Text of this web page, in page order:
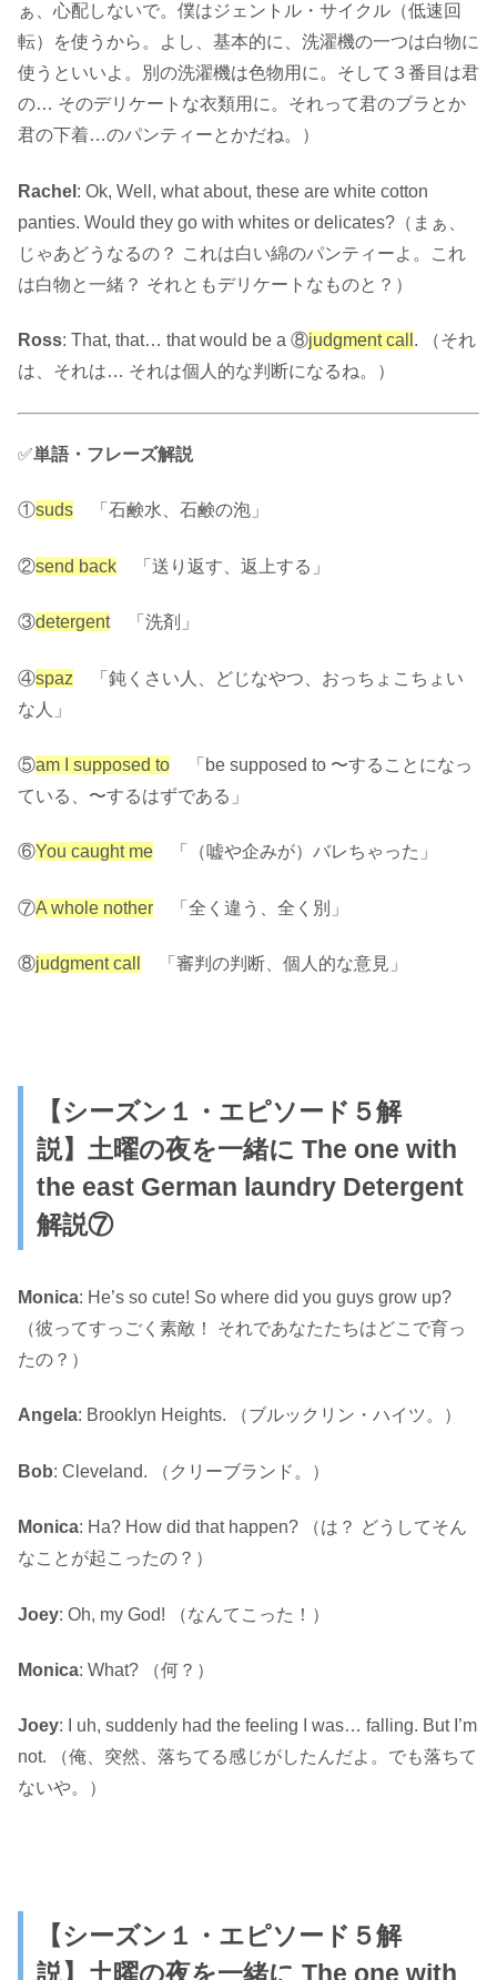
ぁ、心配しないで。僕はジェントル・サイクル（低速回
転）を使うから。よし、基本的に、洗濯機の一つは白物に
使うといいよ。別の洗濯機は色物用に。そして３番目は君
の… そのデリケートな衣類用に。それって君のブラとか
君の下着…のパンティーとかだね。）
Rachel : Ok, Well, what about, these are white cotton
panties. Would they go with whites or delicates?（まぁ、
じゃあどうなるの？ これは白い綿のパンティーよ。これ
は白物と一緒？ それともデリケートなものと？）
Ross: That, that… that would be a ⑧judgment call . （それ
は、それは… それは個人的な判断になるね。）
✅単語・フレーズ解説
①suds 「石鹸水、石鹸の泡」
②send back 「送り返す、返上する」
③detergent「洗剤」
④spaz 「鈍くさい人、どじなやつ、おっちょこちょい
な人」
⑤am I supposed to 「be supposed to 〜することになっ
ている、〜するはずである」
⑥You caught me 「（嘘や企みが）バレちゃった」
⑦A whole nother 「全く違う、全く別」
⑧judgment call 「審判の判断、個人的な意見」
【シーズン１・エピソード５解
説】 土曜の夜を一緒に The one with
the east German laundry Detergent
解説⑦
Monica: He’s so cute! So where did you guys grow up?
（彼ってすっごく素敵！ それであなたたちはどこで育っ
たの？）
Angela: Brooklyn Heights. （ブルックリン・ハイツ。）
Bob: Cleveland. （クリーブランド。）
Monica: Ha? How did that happen? （は？ どうしてそん
なことが起こったの？）
Joey: Oh, my God! （なんてこった！）
Monica: What? （何？）
Joey: I uh, suddenly had the feeling I was… falling. But I’m
not. （俺、突然、落ちてる感じがしたんだよ。でも落ちて
ないや。）
【シーズン１・エピソード５解
説】 土曜の夜を一緒に The one with